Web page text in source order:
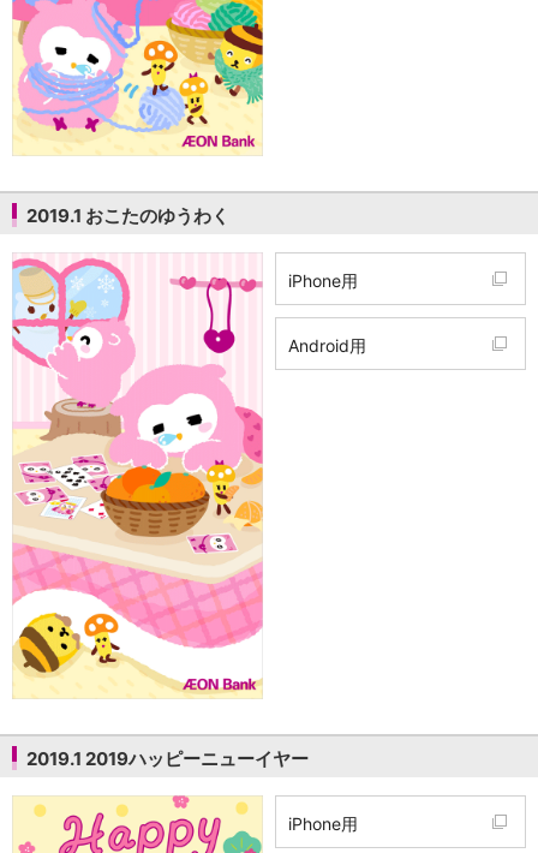
2019.1 おこたのゆうわく
iPhone用
Android用
2019.1 2019ハッピーニューイヤー
iPhone用